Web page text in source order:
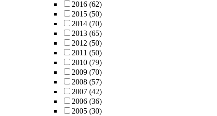
2016 (62)
2015 (50)
2014 (70)
2013 (65)
2012 (50)
2011 (50)
2010 (79)
2009 (70)
2008 (57)
2007 (42)
2006 (36)
2005 (30)